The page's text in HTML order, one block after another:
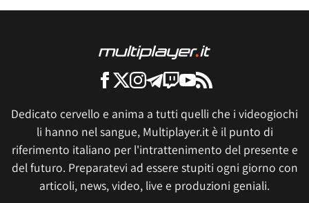
Dedicato cervello e anima a tutti quelli che i videogiochi
li hanno nel sangue, Multiplayer.it è il punto di
riferimento italiano per l'intrattenimento del presente e
del futuro. Preparatevi ad essere stupiti ogni giorno con
articoli, news, video, live e produzioni geniali.